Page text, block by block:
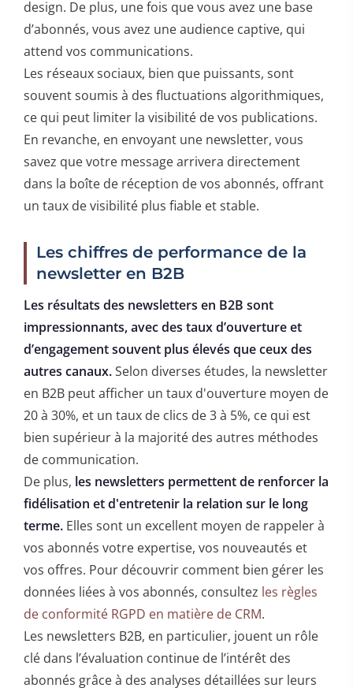
design. De plus, une fois que vous avez une base
d’abonnés, vous avez une audience captive, qui
attend vos communications.
Les réseaux sociaux, bien que puissants, sont
souvent soumis à des fluctuations algorithmiques,
ce qui peut limiter la visibilité de vos publications.
En revanche, en envoyant une newsletter, vous
savez que votre message arrivera directement
dans la boîte de réception de vos abonnés, offrant
un taux de visibilité plus fiable et stable.
Les chiffres de performance de la
newsletter en B2B
Les résultats des newsletters en B2B sont
impressionnants, avec des taux d’ouverture et
d’engagement souvent plus élevés que ceux des
autres canaux.Selon diverses études, la newsletter
en B2B peut afficher un taux d'ouverture moyen de
20 à 30%, et un taux de clics de 3 à 5%, ce qui est
bien supérieur à la majorité des autres méthodes
de communication.
De plus, les newsletters permettent de renforcer la
fidélisation et d'entretenir la relation sur le long
terme. Elles sont un excellent moyen de rappeler à
vos abonnés votre expertise, vos nouveautés et
vos offres. Pour découvrir comment bien gérer les
données liées à vos abonnés, consultez les règles
de conformité RGPD en matière de CRM.
Les newsletters B2B, en particulier, jouent un rôle
clé dans l’évaluation continue de l’intérêt des
abonnés grâce à des analyses détaillées sur leurs